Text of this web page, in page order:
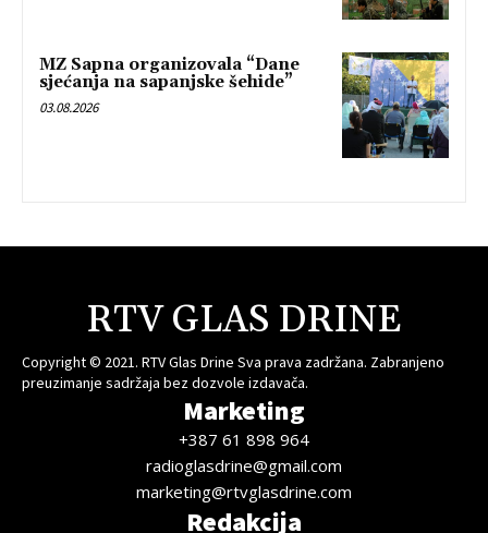
MZ Sapna organizovala “Dane
sjećanja na sapanjske šehide”
03.08.2026
RTV GLAS DRINE
Copyright © 2021. RTV Glas Drine Sva prava zadržana. Zabranjeno
preuzimanje sadržaja bez dozvole izdavača.
Marketing
+387 61 898 964
radioglasdrine@gmail.com
marketing@rtvglasdrine.com
Redakcija